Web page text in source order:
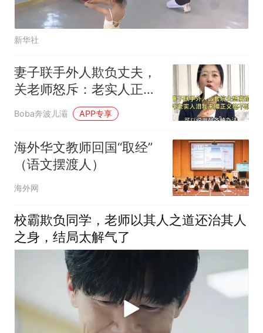
新华社
妻子联手外人欺负丈夫，
关老师怒斥：老实人正义
绝不缺席！
Boba奔波儿灞 APP专享
海外华文教师回国“取经”
（语文摆渡人）
海外网
校霸欺负同学，老师以其人之道还治其人
之身，结局太解气了